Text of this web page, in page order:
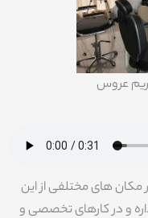
عروس
مکان های مختلفی از این
و در کارهای تخصصی و